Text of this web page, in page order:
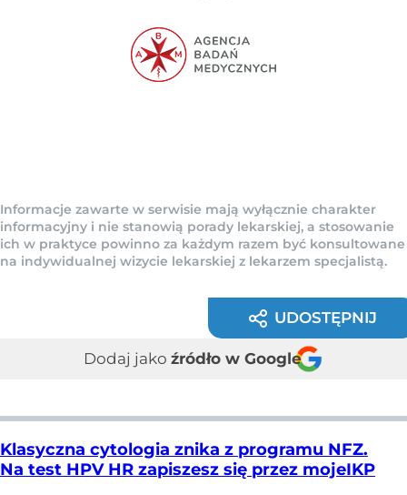
Informacje zawarte w serwisie mają wyłącznie charakter
informacyjny i nie stanowią porady lekarskiej, a stosowanie
ich w praktyce powinno za każdym razem być konsultowane
na indywidualnej wizycie lekarskiej z lekarzem specjalistą.
UDOSTĘPNIJ
Dodaj jako źródło w Google
Klasyczna cytologia znika z programu NFZ.
Na test HPV HR zapiszesz się przez mojeIKP